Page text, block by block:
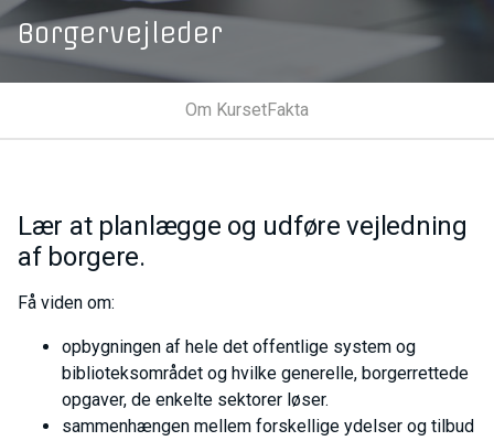
Borgervejleder
Om KursetFakta
Lær at planlægge og udføre vejledning
af borgere.
Få viden om:
opbygningen af hele det offentlige system og
biblioteksområdet og hvilke generelle, borgerrettede
opgaver, de enkelte sektorer løser.
sammenhængen mellem forskellige ydelser og tilbud